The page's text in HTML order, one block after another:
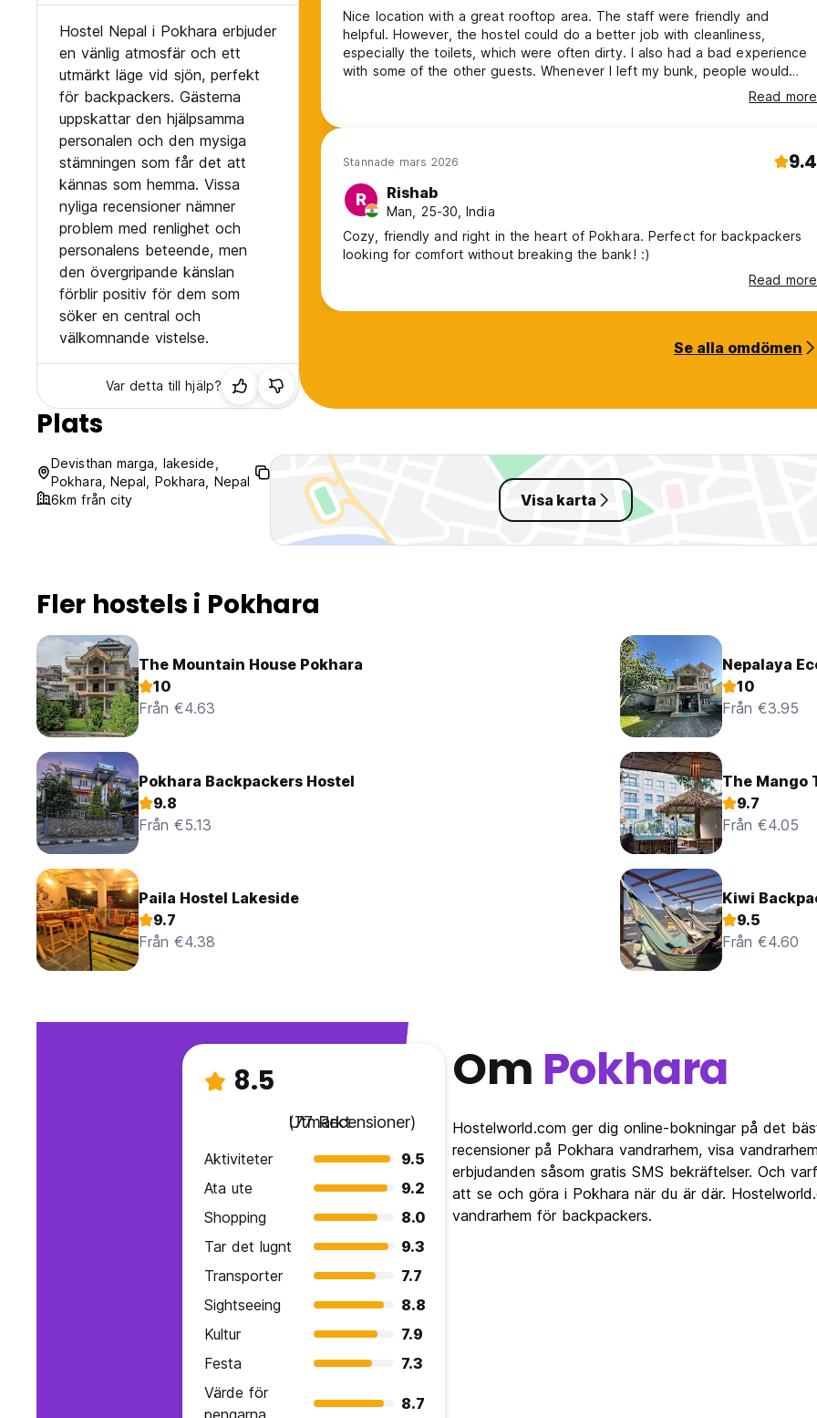
Hostel Nepal i Pokhara erbjuder
en vänlig atmosfär och ett
utmärkt läge vid sjön, perfekt
för backpackers. Gästerna
uppskattar den hjälpsamma
personalen och den mysiga
stämningen som får det att
kännas som hemma. Vissa
nyliga recensioner nämner
problem med renlighet och
personalens beteende, men
den övergripande känslan
förblir positiv för dem som
söker en central och
välkomnande vistelse.
Var detta till hjälp?
Nice location with a great rooftop area. The staff were friendly and
helpful. However, the hostel could do a better job with cleanliness,
especially the toilets, which were often dirty. I also had a bad experience
with some of the other guests. Whenever I left my bunk, people would
place their belongings on my bed, and I kept finding random items there
when I came back, sometimes they charge their phone at my bunk. It made
Read more
Stannade mars 2026 9.4
R Rishab
Man, 25-30, India
Cozy, friendly and right in the heart of Pokhara. Perfect for backpackers
looking for comfort without breaking the bank! :)
Read more
Se alla omdömen
Plats
Devisthan marga, lakeside,
Pokhara, Nepal, Pokhara, Nepal
6km från city
Visa karta
Fler hostels i Pokhara
The Mountain House Pokhara
10
Från €4.63
Nepalaya
10
Från €3.95
Pokhara Backpackers Hostel
9.8
Från €5.13
The Mango
9.7
Från €4.05
Paila Hostel Lakeside
9.7
Från €4.38
Kiwi
9.5
Från €4.60
8.5
Utmärkt
(77 Recensioner)
Aktiviteter
9.5
Ata ute
9.2
Shopping
8.0
Tar det lugnt
9.3
Transporter
7.7
Sightseeing
8.8
Kultur
7.9
Festa
7.3
Värde för
8.7
Om Pokhara
Hostelworld.com ger dig online-bokningar på det
recensioner på Pokhara vandrarhem, visa
erbjudanden såsom gratis SMS bekräftelser. Och
att se och göra i Pokhara när du är där.
vandrarhem för backpackers.